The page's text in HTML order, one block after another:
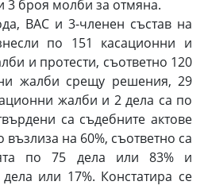
3 броя молби за отмяна.
ВАС и 3-членен състав на
по 151 касационни и
и протести, съответно 120
жалби срещу решения, 29
жалби и 2 дела са по
са съдебните актове
на 60%, съответно са
по 75 дела или 83% и
или 17%. Констатира се